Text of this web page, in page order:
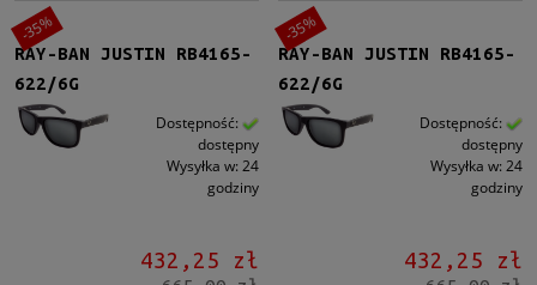
RAY-BAN JUSTIN RB4165-
622/6G
Dostępność:
dostępny
Wysyłka w: 24
godziny
432,25 zł
-35%
RAY-BAN JUSTIN RB4165-
622/6G
Dostępność:
dostępny
Wysyłka w: 24
godziny
432,25 zł
-35%